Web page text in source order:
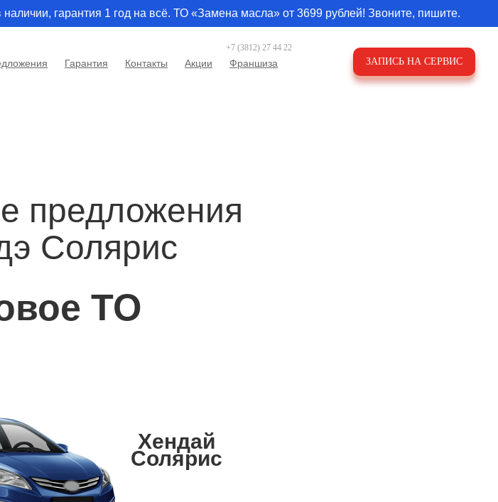
гарантия 1 год на всё. ТО «Замена масла» от 3699 рублей! Звоните, пишите.
Гарантия Контакты Акции Франшиза
+7 (3812) 27 44 22
ЗАПИСЬ НА СЕРВИС
предложения
Солярис
ТО
Хендай
Солярис